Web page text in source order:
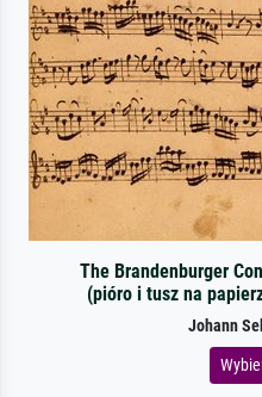
The Brandenburger
(pióro i tusz na
Johann